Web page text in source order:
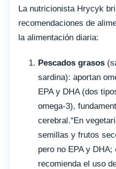
La nutricionista Hrycyk
recomendaciones de
la alimentación diaria:
Pescados grasos
sardina): aportan
EPA y DHA (dos
omega-3),
cerebral.“En
semillas y frutos
pero no EPA y
recomienda el uso